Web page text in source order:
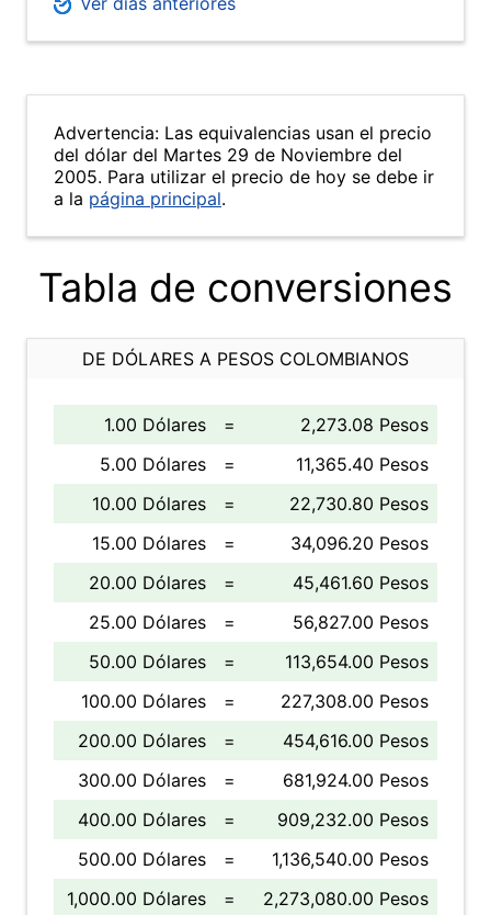
Advertencia: Las equivalencias usan el precio
del dólar del Martes 29 de Noviembre del
2005. Para utilizar el precio de hoy se debe ir
a la página principal.
Tabla de conversiones
DE DÓLARES A PESOS COLOMBIANOS
1.00 Dólares =
2,273.08 Pesos
5.00 Dólares
=
11,365.40 Pesos
10.00 Dólares
=
22,730.80 Pesos
15.00 Dólares
=
34,096.20 Pesos
20.00 Dólares
=
45,461.60 Pesos
25.00 Dólares
=
56,827.00 Pesos
50.00 Dólares
=
113,654.00 Pesos
100.00 Dólares
=
227,308.00 Pesos
200.00 Dólares
=
454,616.00 Pesos
300.00 Dólares
=
681,924.00 Pesos
400.00 Dólares
=
909,232.00 Pesos
500.00 Dólares
=
1,136,540.00 Pesos
1,000.00 Dólares
=
2,273,080.00 Pesos